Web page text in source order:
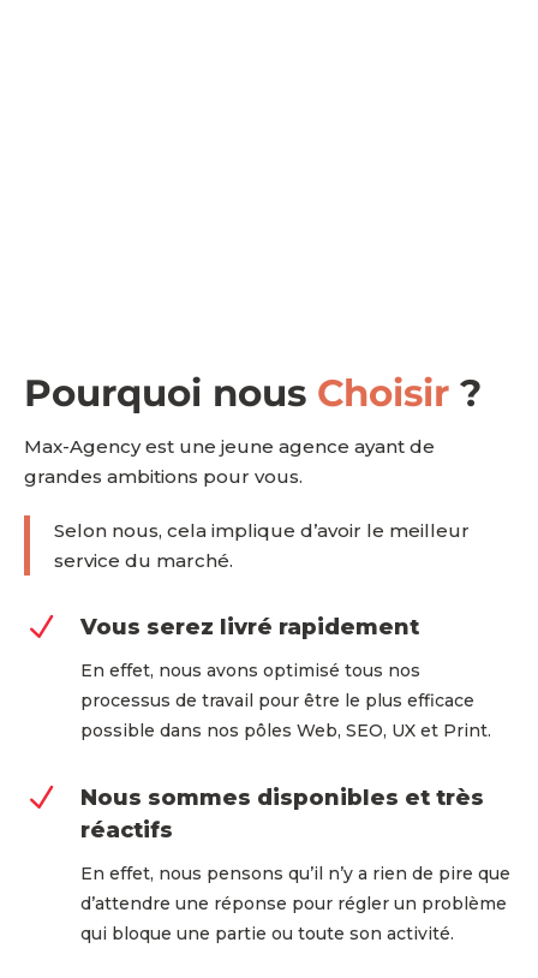
Pourquoi nous Choisir ?
Max-Agency est une jeune agence ayant de
grandes ambitions pour vous.
Selon nous, cela implique d’avoir le meilleur
service du marché.
N Vous serez livré rapidement
En effet, nous avons optimisé tous nos
processus de travail pour être le plus efficace
possible dans nos pôles Web, SEO, UX et Print.
N
Nous sommes disponibles et très
réactifs
En effet, nous pensons qu’il n’y a rien de pire que
d’attendre une réponse pour régler un problème
qui bloque une partie ou toute son activité.